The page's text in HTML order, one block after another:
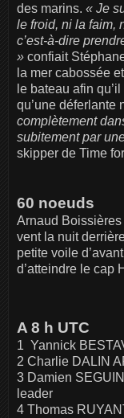
des marins. « Je
le froid, ni la faim,
c’est-à-dire
» confiait
la mer cabossée
le bateau afin
qu’une déferlante
complètement
subitement par
skipper de Time
60 noeuds
Arnaud
vent la nuit
petite voile
d’atteindre le cap
A 8 h UTC
1 Yannick
2 Charlie DALIN
3 Damien
leader
4 Thomas